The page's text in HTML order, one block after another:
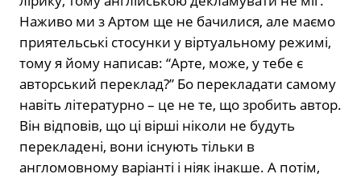
Наживо ми з Артом ще не бачилися, але маємо
приятельські стосунки у віртуальному режимі,
тому я йому написав: “Арте, може, у тебе є
авторський переклад?” Бо перекладати самому
навіть літературно – це не те, що зробить автор.
Він відповів, що ці вірші ніколи не будуть
перекладені, вони існують тільки в
англомовному варіанті і ніяк інакше. А потім,